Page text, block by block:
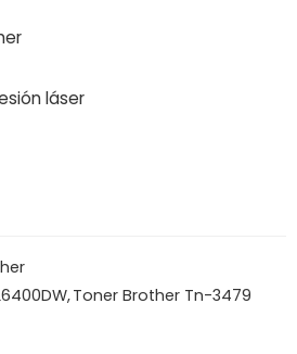
láser
,Toner Brother Tn-3479